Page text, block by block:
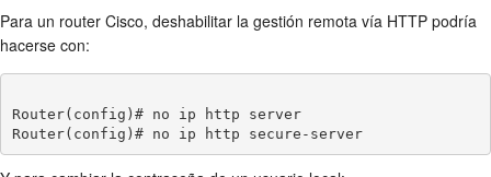
Para un router Cisco, deshabilitar la gestión remota vía HTTP podría
hacerse con:
Router(config)# no ip http server
Router(config)# no ip http secure-server